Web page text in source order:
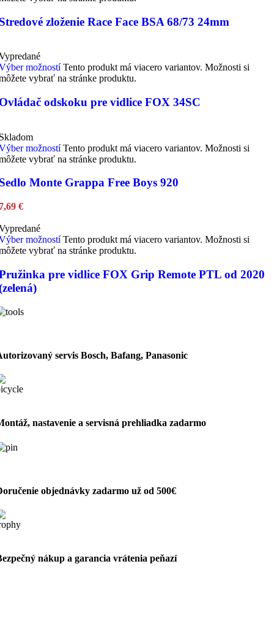
zloženie Race Face BSA 68/73 24mm
možností Tento produkt má viacero variantov. Možnosti si
vybrať na stránke produktu.
odskoku pre vidlice FOX 34SC
možností Tento produkt má viacero variantov. Možnosti si
vybrať na stránke produktu.
Monte Grappa Free Boys 920
€
možností Tento produkt má viacero variantov. Možnosti si
vybrať na stránke produktu.
pre vidlice FOX Grip Remote PTL od 2020
servis Bosch, Bafang, Panasonic
nastavenie a servisná prehliadka zadarmo
objednávky zadarmo už od 500€
nákup a garancia vrátenia peňazí